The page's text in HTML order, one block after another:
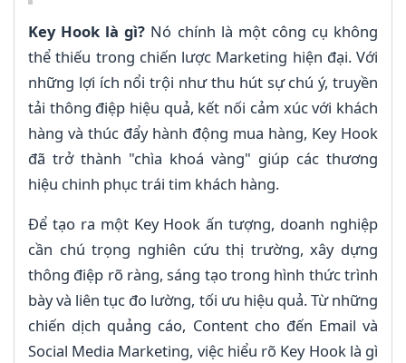
Key Hook là gì? Nó chính là một công cụ không
thể thiếu trong chiến lược Marketing hiện đại. Với
những lợi ích nổi trội như thu hút sự chú ý, truyền
tải thông điệp hiệu quả, kết nối cảm xúc với khách
hàng và thúc đẩy hành động mua hàng, Key Hook
đã trở thành "chìa khoá vàng" giúp các thương
hiệu chinh phục trái tim khách hàng.
Để tạo ra một Key Hook ấn tượng, doanh nghiệp
cần chú trọng nghiên cứu thị trường, xây dựng
thông điệp rõ ràng, sáng tạo trong hình thức trình
bày và liên tục đo lường, tối ưu hiệu quả. Từ những
chiến dịch quảng cáo, Content cho đến Email và
Social Media Marketing, việc hiểu rõ Key Hook là gì